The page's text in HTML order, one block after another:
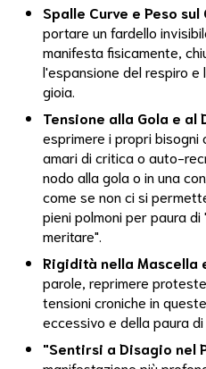
Spalle Curve e Peso sul
portare un fardello
manifesta fisicamente,
l'espansione del respiro
gioia.
Tensione alla Gola e al
esprimere i propri bisogni
amari di critica o auto-
nodo alla gola o in una
come se non ci si
pieni polmoni per paura
meritare".
Rigidità nella Mascella
parole, reprimere
tensioni croniche in
eccessivo e della paura di
"Sentirsi a Disagio nel
Errori
Umani
Esercizi Di
Bioenergetica
Fallimento
Ferite
Emotive
Fermarsi
Forza
Interiore
Genitori
Migliori